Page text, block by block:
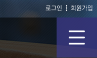
로그인 회원가입